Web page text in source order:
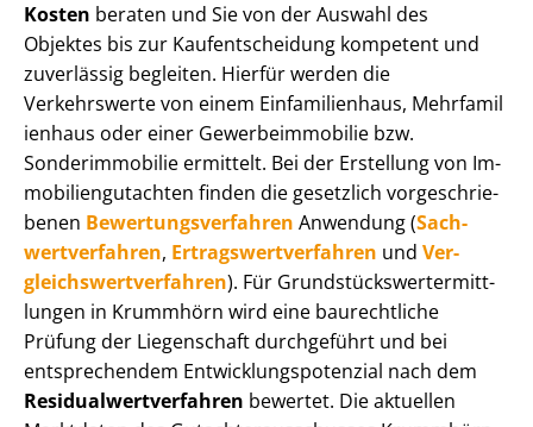
Kosten beraten und Sie von der Auswahl des
Objektes bis zur Kauf­ent­schei­dung kompetent und
zuverlässig begleiten. Hierfür werden die
Verkehrswerte von einem Einfamilienhaus, Mehr­fa­mi­l
i­en­haus oder einer Ge­wer­be­im­mo­bi­lie bzw.
Sonderimmobilie ermittelt. Bei der Erstellung von Im­
mo­bi­li­en­gut­ach­ten finden die gesetzlich vor­ge­schrie­
be­nen Be­wer­tungs­ver­fah­ren Anwendung (Sach­
wert­ver­fah­ren, Er­trags­wert­ver­fah­ren und Ver­
gleichs­wert­ver­fah­ren). Für Grund­stücks­wert­ermitt­
lun­gen in Krummhörn wird eine baurechtliche
Prüfung der Liegenschaft durchgeführt und bei
entsprechendem Ent­wick­lungs­po­ten­zi­al nach dem
Re­si­du­al­wert­ver­fah­ren bewertet. Die aktuellen